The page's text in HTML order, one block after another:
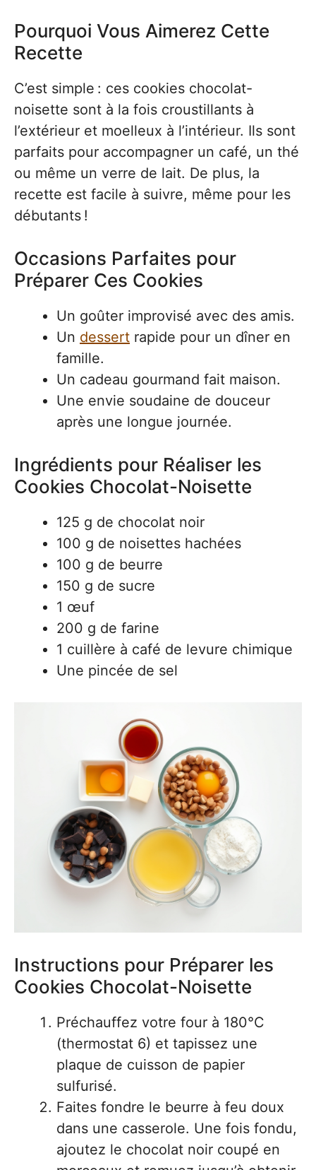
Pourquoi Vous Aimerez Cette
Recette
C’est simple : ces cookies chocolat-
noisette sont à la fois croustillants à
l’extérieur et moelleux à l’intérieur. Ils sont
parfaits pour accompagner un café, un thé
ou même un verre de lait. De plus, la
recette est facile à suivre, même pour les
débutants !
Occasions Parfaites pour
Préparer Ces Cookies
Un goûter improvisé avec des amis.
Un dessert rapide pour un dîner en
famille.
Un cadeau gourmand fait maison.
Une envie soudaine de douceur
après une longue journée.
Ingrédients pour Réaliser les
Cookies Chocolat-Noisette
125 g de chocolat noir
100 g de noisettes hachées
100 g de beurre
150 g de sucre
1 œuf
200 g de farine
1 cuillère à café de levure chimique
Une pincée de sel
Instructions pour Préparer les
Cookies Chocolat-Noisette
Préchauffez votre four à 180°C
(thermostat 6) et tapissez une
plaque de cuisson de papier
sulfurisé.
Faites fondre le beurre à feu doux
dans une casserole. Une fois fondu,
ajoutez le chocolat noir coupé en